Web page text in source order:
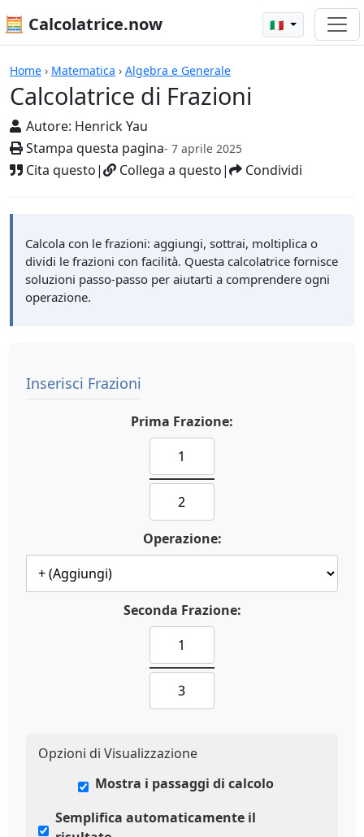
🧮 Calcolatrice.now 🇮🇹
Home › Matematica › Algebra e Generale
Calcolatrice di Frazioni
Autore: Henrick Yau
Stampa questa pagina- 7 aprile 2025
Cita questo| Collega a questo| Condividi
Calcolatrici
Calcola con le frazioni: aggiungi, sottrai, moltiplica o
dividi le frazioni con facilità. Questa calcolatrice fornisce
soluzioni passo-passo per aiutarti a comprendere ogni
operazione.
Inserisci Frazioni
Prima Frazione:
Operazione:
Seconda Frazione:
Opzioni di Visualizzazione
Mostra i passaggi di calcolo
Semplifica automaticamente il